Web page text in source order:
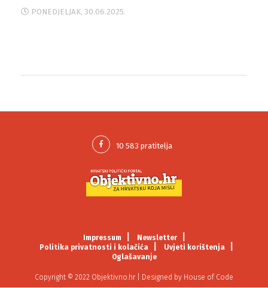
PONEDJELJAK, 30.06.2025.
Impressum
Newsletter
Politika privatnosti i kolačića
Uvjeti korištenja
Oglašavanje
Copyright © 2022 Objektivno.hr | Designed by House of Code